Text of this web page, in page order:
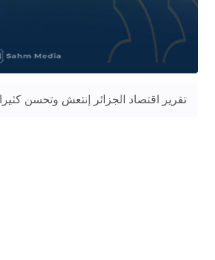
تقرير اقتصاد الجزائر إنتعش وتحسن كثيرا